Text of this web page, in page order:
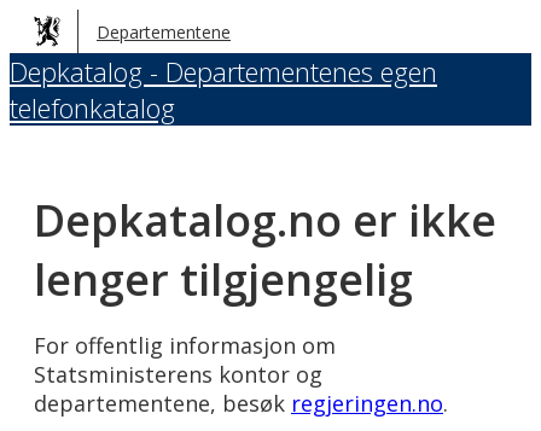
Hopp
til
hovedinnhold
Departementene
Depkatalog - Departementenes egen
telefonkatalog
Depkatalog.no er ikke
lenger tilgjengelig
For offentlig informasjon om
Statsministerens kontor og
departementene, besøk regjeringen.no.